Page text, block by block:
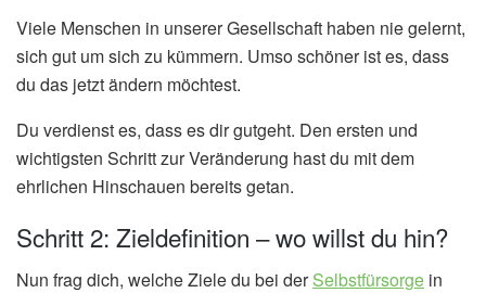
Viele Menschen in unserer Gesellschaft haben nie gelernt,
sich gut um sich zu kümmern. Umso schöner ist es, dass
du das jetzt ändern möchtest.
Du verdienst es, dass es dir gutgeht. Den ersten und
wichtigsten Schritt zur Veränderung hast du mit dem
ehrlichen Hinschauen bereits getan.
Schritt 2: Zieldefinition – wo willst du hin?
Nun frag dich, welche Ziele du bei derSelbstfürsorge in